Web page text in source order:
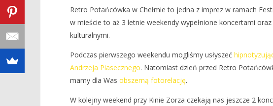
Retro Potańcówka w Chełmie to jedna z imprez w ramach
w mieście to aż 3 letnie weekendy wypełnione koncertami
kulturalnymi.
Podczas pierwszego weekendu mogliśmy usłyszeć
Andrzeja Piasecznego. Natomiast dzień przed Retro
mamy dla Was obszerną fotorelację.
W kolejny weekend przy Kinie Zorza czekają nas jeszcze 2